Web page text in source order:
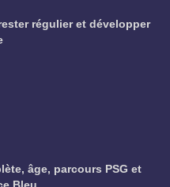
régulier et développer
âge, parcours PSG et